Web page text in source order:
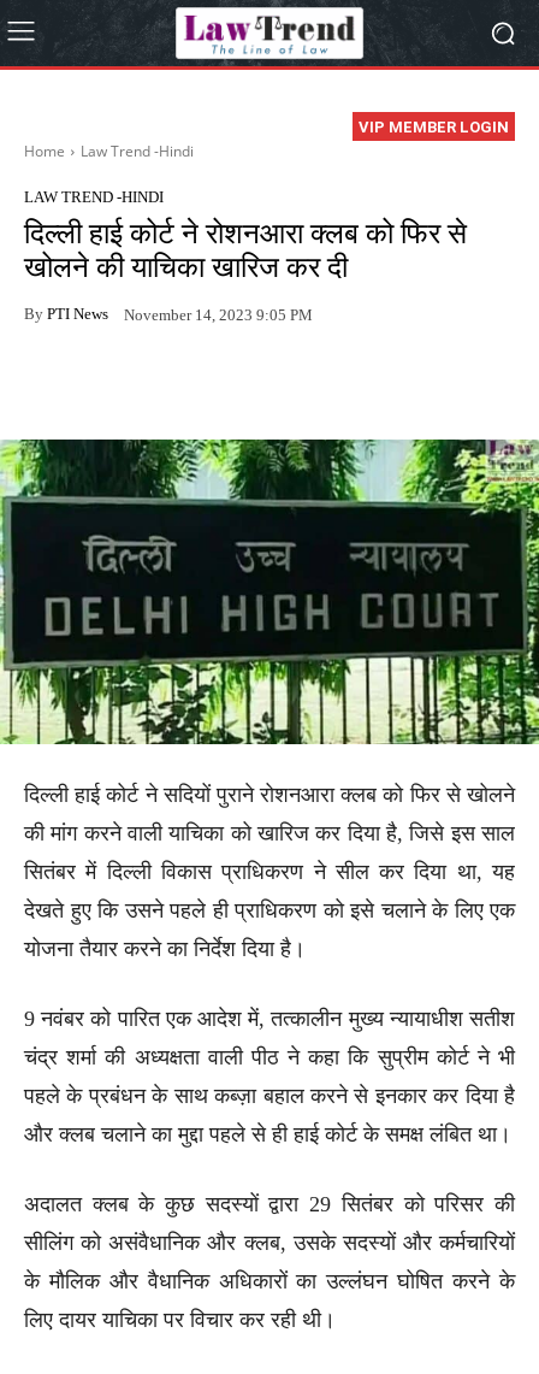
VIP MEMBER LOGIN
Home Law Trend -Hindi
LAW TREND -HINDI
दिल्ली हाई कोर्ट ने रोशनआरा क्लब को फिर से
खोलने की याचिका खारिज कर दी
By PTI News November 14, 2023 9:05 PM
दिल्ली हाई कोर्ट ने सदियों पुराने रोशनआरा क्लब को फिर से खोलने
की मांग करने वाली याचिका को खारिज कर दिया है, जिसे इस साल
सितंबर में दिल्ली विकास प्राधिकरण ने सील कर दिया था, यह
देखते हुए कि उसने पहले ही प्राधिकरण को इसे चलाने के लिए एक
योजना तैयार करने का निर्देश दिया है।
9 नवंबर को पारित एक आदेश में, तत्कालीन मुख्य न्यायाधीश सतीश
चंद्र शर्मा की अध्यक्षता वाली पीठ ने कहा कि सुप्रीम कोर्ट ने भी
पहले के प्रबंधन के साथ कब्ज़ा बहाल करने से इनकार कर दिया है
और क्लब चलाने का मुद्दा पहले से ही हाई कोर्ट के समक्ष लंबित था।
अदालत क्लब के कुछ सदस्यों द्वारा 29 सितंबर को परिसर की
सीलिंग को असंवैधानिक और क्लब, उसके सदस्यों और कर्मचारियों
के मौलिक और वैधानिक अधिकारों का उल्लंघन घोषित करने के
लिए दायर याचिका पर विचार कर रही थी।